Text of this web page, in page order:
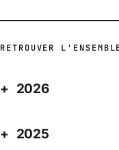
RETROUVER
2026
2025